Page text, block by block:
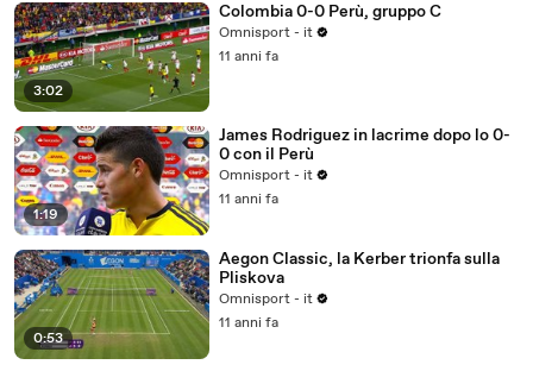
3:02
Colombia 0-0 Perù, gruppo C
Omnisport - it
11 anni fa
1:19
James Rodriguez in lacrime dopo lo 0-
0 con il Perù
Omnisport - it
11 anni fa
0:53
Aegon Classic, la Kerber trionfa sulla
Pliskova
Omnisport - it
11 anni fa